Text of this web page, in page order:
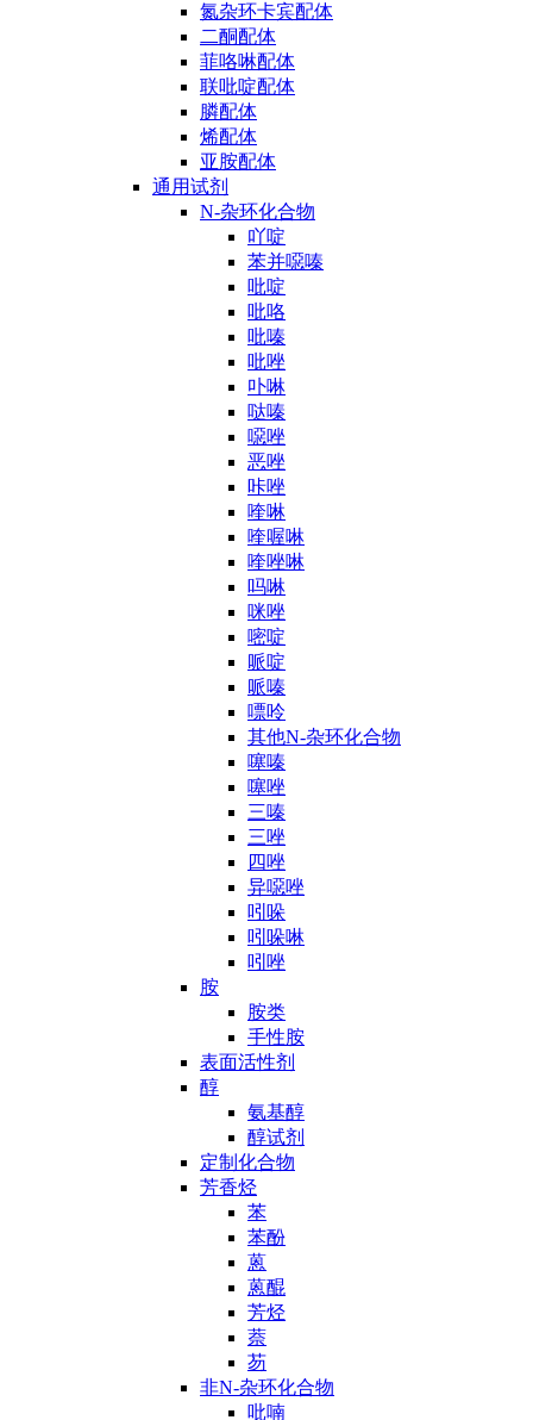
氮杂环卡宾配体
二酮配体
菲咯啉配体
联吡啶配体
膦配体
烯配体
亚胺配体
通用试剂
N-杂环化合物
吖啶
苯并噁嗪
吡啶
吡咯
吡嗪
吡唑
卟啉
哒嗪
噁唑
恶唑
咔唑
喹啉
喹喔啉
喹唑啉
吗啉
咪唑
嘧啶
哌啶
哌嗪
嘌呤
其他N-杂环化合物
噻嗪
噻唑
三嗪
三唑
四唑
异噁唑
吲哚
吲哚啉
吲唑
胺
胺类
手性胺
表面活性剂
醇
氨基醇
醇试剂
定制化合物
芳香烃
苯
苯酚
蒽
蒽醌
芳烃
萘
芴
非N-杂环化合物
吡喃